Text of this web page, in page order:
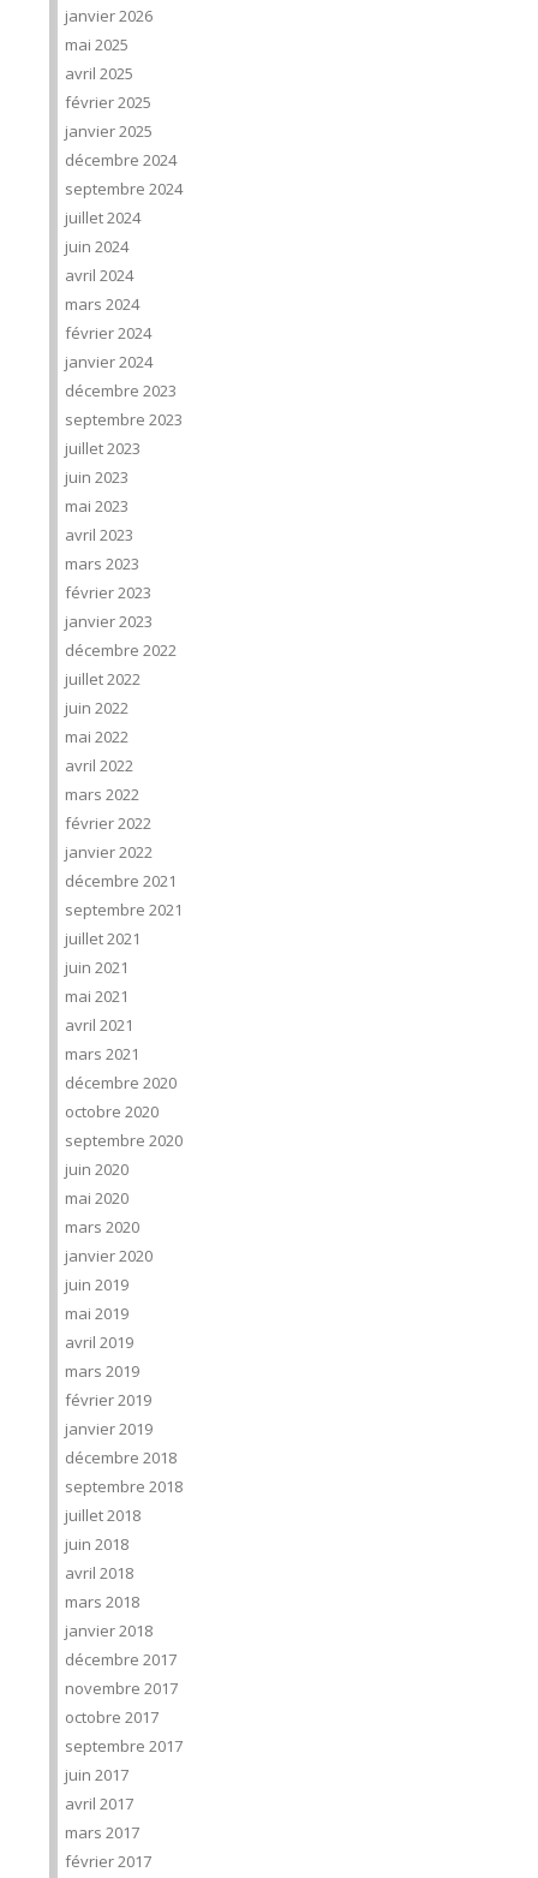
janvier 2026
mai 2025
avril 2025
février 2025
janvier 2025
décembre 2024
septembre 2024
juillet 2024
juin 2024
avril 2024
mars 2024
février 2024
janvier 2024
décembre 2023
septembre 2023
juillet 2023
juin 2023
mai 2023
avril 2023
mars 2023
février 2023
janvier 2023
décembre 2022
juillet 2022
juin 2022
mai 2022
avril 2022
mars 2022
février 2022
janvier 2022
décembre 2021
septembre 2021
juillet 2021
juin 2021
mai 2021
avril 2021
mars 2021
décembre 2020
octobre 2020
septembre 2020
juin 2020
mai 2020
mars 2020
janvier 2020
juin 2019
mai 2019
avril 2019
mars 2019
février 2019
janvier 2019
décembre 2018
septembre 2018
juillet 2018
juin 2018
avril 2018
mars 2018
janvier 2018
décembre 2017
novembre 2017
octobre 2017
septembre 2017
juin 2017
avril 2017
mars 2017
février 2017